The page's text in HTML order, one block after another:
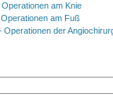
Operationen am Knie
am Fuß
Operationen der